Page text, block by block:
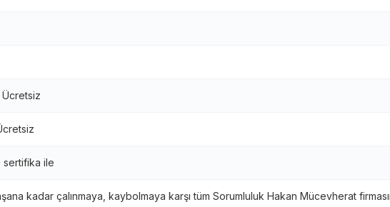
sertifika ile
kadar çalınmaya, kaybolmaya karşı tüm Sorumluluk Hakan Mücevherat